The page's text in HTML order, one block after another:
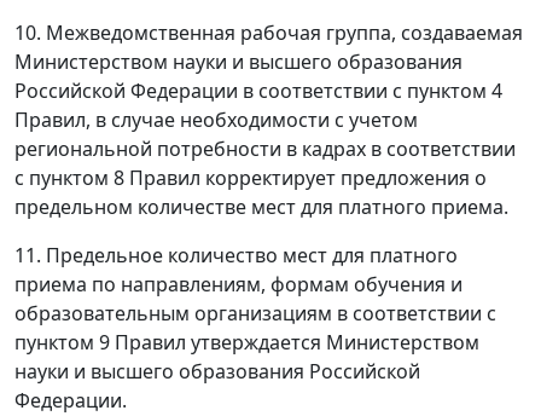
10. Межведомственная рабочая группа, создаваемая
Министерством науки и высшего образования
Российской Федерации в соответствии с пунктом 4
Правил, в случае необходимости с учетом
региональной потребности в кадрах в соответствии
с пунктом 8 Правил корректирует предложения о
предельном количестве мест для платного приема.
11. Предельное количество мест для платного
приема по направлениям, формам обучения и
образовательным организациям в соответствии с
пунктом 9 Правил утверждается Министерством
науки и высшего образования Российской
Федерации.